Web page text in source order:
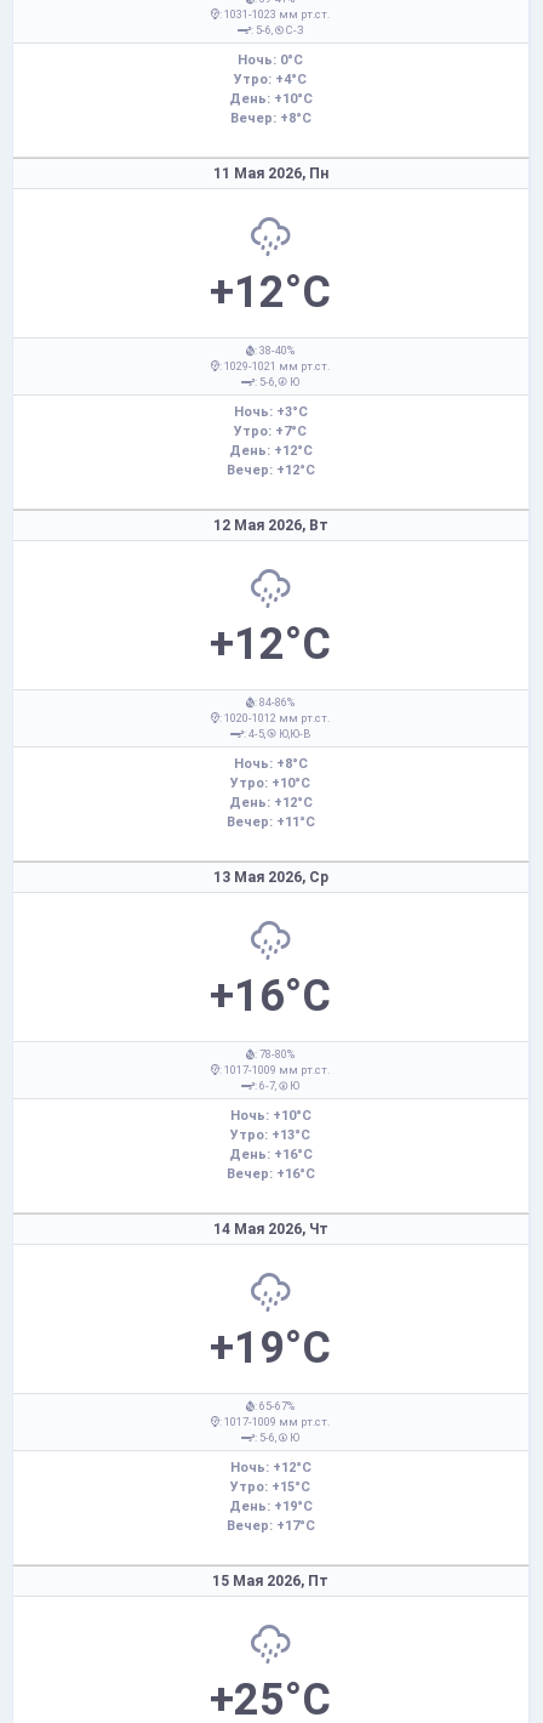
: 1031-1023 мм рт.ст.
: 5-6,
С-З
Ночь: 0°C
Утро: +4°C
День: +10°C
Вечер: +8°C
11 Мая 2026, Пн
+12°C
: 38-40%
: 1029-1021 мм рт.ст.
: 5-6,
Ю
Ночь: +3°C
Утро: +7°C
День: +12°C
Вечер: +12°C
12 Мая 2026, Вт
+12°C
: 84-86%
: 1020-1012 мм рт.ст.
: 4-5,
Ю,Ю-В
Ночь: +8°C
Утро: +10°C
День: +12°C
Вечер: +11°C
13 Мая 2026, Ср
+16°C
: 78-80%
: 1017-1009 мм рт.ст.
: 6-7,
Ю
Ночь: +10°C
Утро: +13°C
День: +16°C
Вечер: +16°C
14 Мая 2026, Чт
+19°C
: 65-67%
: 1017-1009 мм рт.ст.
: 5-6,
Ю
Ночь: +12°C
Утро: +15°C
День: +19°C
Вечер: +17°C
15 Мая 2026, Пт
+25°C